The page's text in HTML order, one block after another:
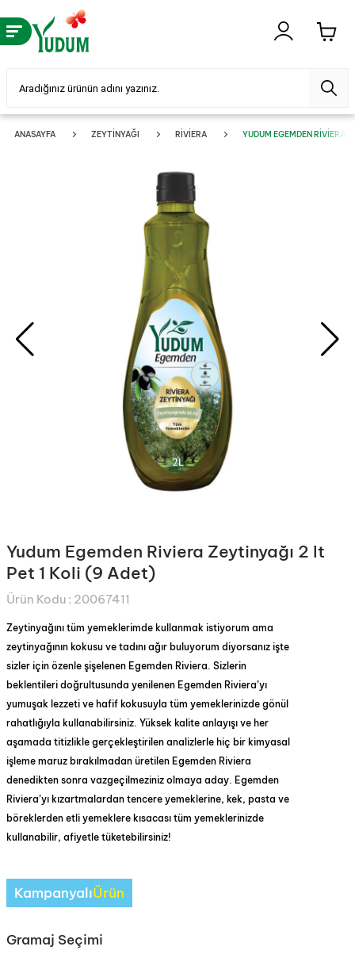
ANASAYFA ZEYTINYAĞI RIVIERA YUDUM EGEMDEN RIVIERA
Yudum Egemden Riviera Zeytinyağı 2 lt
Pet 1 Koli (9 Adet)
Ürün Kodu : 20067411
Zeytinyağını tüm yemeklerimde kullanmak istiyorum ama
zeytinyağının kokusu ve tadını ağır buluyorum diyorsanız işte
sizler için özenle şişelenen Egemden Riviera. Sizlerin
beklentileri doğrultusunda yenilenen Egemden Riviera’yı
yumuşak lezzeti ve hafif kokusuyla tüm yemeklerinizde gönül
rahatlığıyla kullanabilirsiniz. Yüksek kalite anlayışı ve her
aşamada titizlikle gerçekleştirilen analizlerle hiç bir kimyasal
işleme maruz bırakılmadan üretilen Egemden Riviera
denedikten sonra vazgeçilmeziniz olmaya aday. Egemden
Riviera’yı kızartmalardan tencere yemeklerine, kek, pasta ve
böreklerden etli yemeklere kısacası tüm yemeklerinizde
kullanabilir, afiyetle tüketebilirsiniz!
KampanyalıÜrün
Gramaj Seçimi